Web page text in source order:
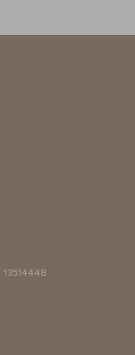
13514448